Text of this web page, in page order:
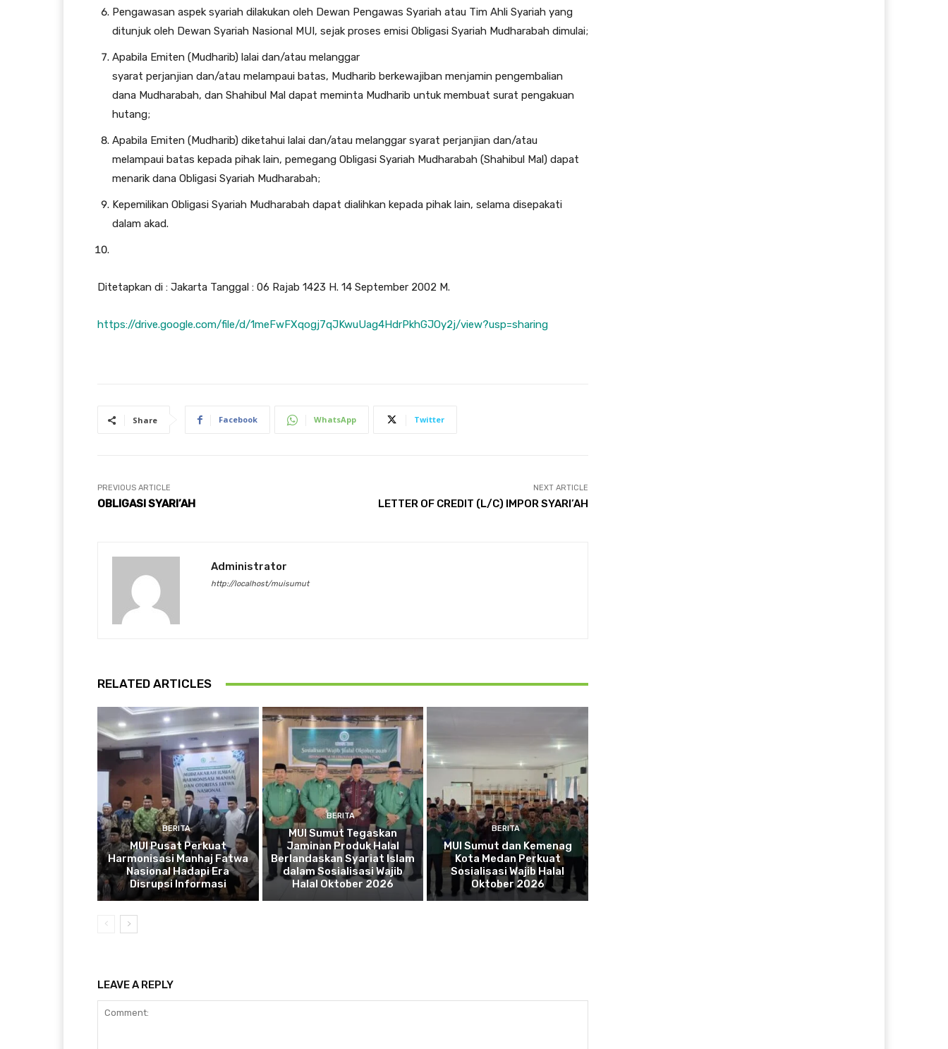
Pengawasan aspek syariah dilakukan oleh Dewan Pengawas Syariah atau Tim Ahli Syariah yang
ditunjuk oleh Dewan Syariah Nasional MUI, sejak proses emisi Obligasi Syariah Mudharabah dimulai;
Apabila Emiten (Mudharib) lalai dan/atau melanggar
syarat perjanjian dan/atau melampaui batas, Mudharib berkewajiban menjamin pengembalian
dana Mudharabah, dan Shahibul Mal dapat meminta Mudharib untuk membuat surat pengakuan
hutang;
Apabila Emiten (Mudharib) diketahui lalai dan/atau melanggar syarat perjanjian dan/atau
melampaui batas kepada pihak lain, pemegang Obligasi Syariah Mudharabah (Shahibul Mal) dapat
menarik dana Obligasi Syariah Mudharabah;
Kepemilikan Obligasi Syariah Mudharabah dapat dialihkan kepada pihak lain, selama disepakati
dalam akad.
Ditetapkan di : Jakarta Tanggal : 06 Rajab 1423 H. 14 September 2002 M.
https://drive.google.com/file/d/1meFwFXqogj7qJKwuUag4HdrPkhGJOy2j/view?usp=sharing
Share Facebook WhatsApp Twitter
PREVIOUS ARTICLE
OBLIGASI SYARI’AH
NEXT ARTICLE
LETTER OF CREDIT (L/C) IMPOR SYARI’AH
Administrator
http://localhost/muisumut
RELATED ARTICLES
BERITA
MUI Pusat Perkuat
Harmonisasi Manhaj Fatwa
Nasional Hadapi Era
Disrupsi Informasi
BERITA
MUI Sumut Tegaskan
Jaminan Produk Halal
Berlandaskan Syariat Islam
dalam Sosialisasi Wajib
Halal Oktober 2026
BERITA
MUI Sumut dan Kemenag
Kota Medan Perkuat
Sosialisasi Wajib Halal
Oktober 2026
LEAVE A REPLY